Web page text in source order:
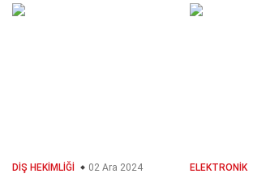
DIŞ HEKIMLIĞI 02 Ara 2024 ELEKTRONIK